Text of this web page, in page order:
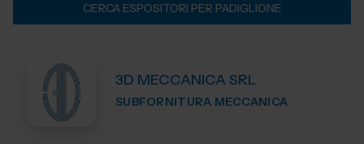
CERCA ESPOSITORI PER PADIGLIONE
3D MECCANICA SRL
SUBFORNITURA MECCANICA